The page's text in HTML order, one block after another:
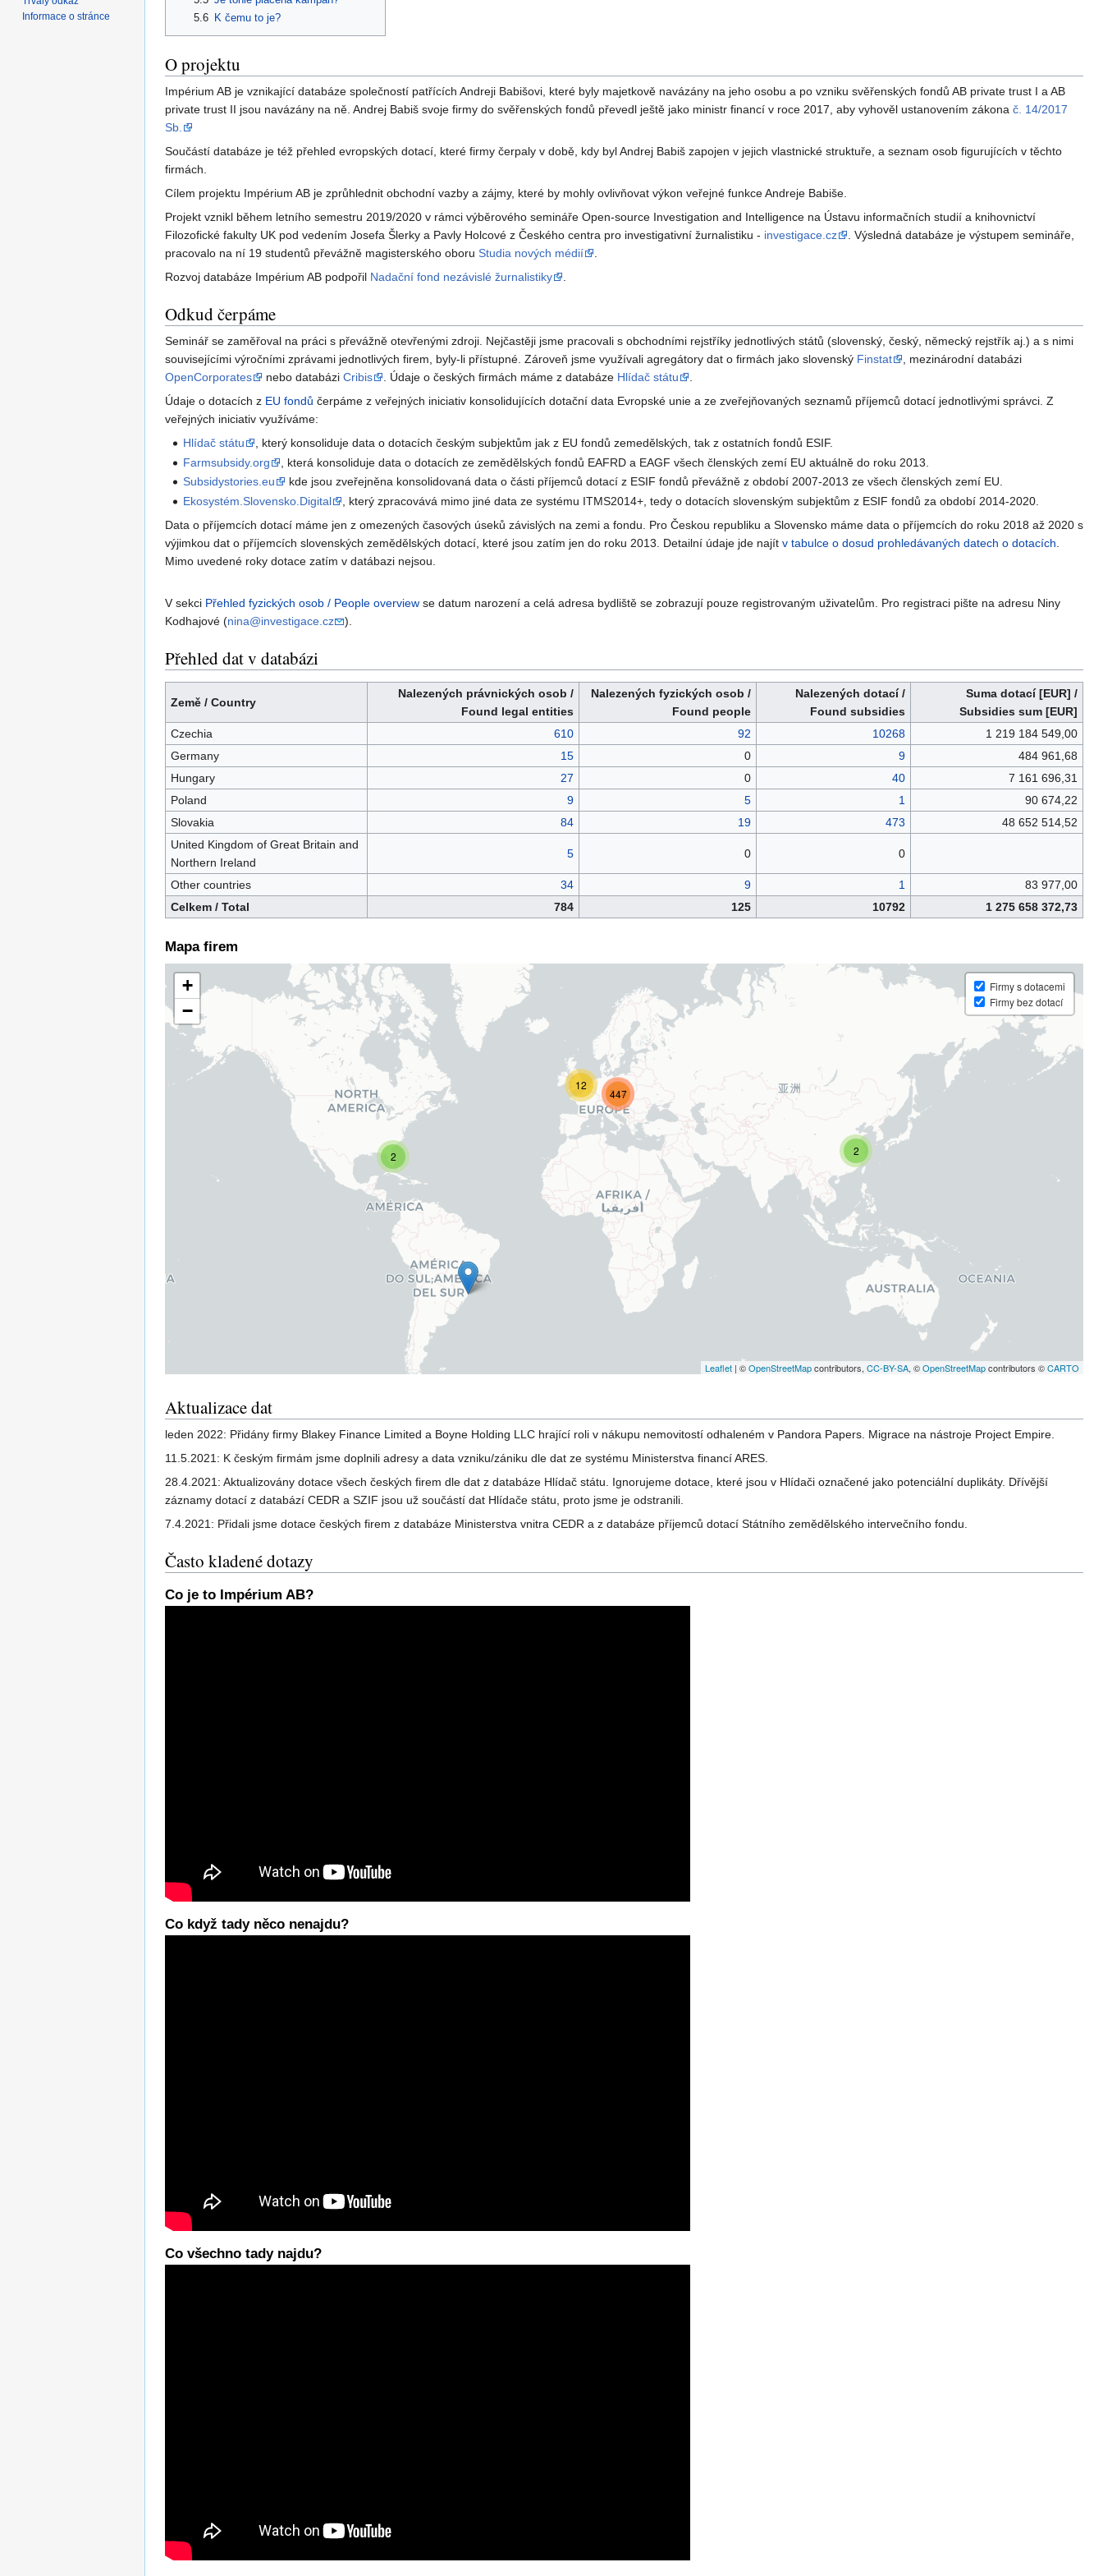
5.6
K čemu to je?
O projektu
Impérium AB je vznikající databáze společností patřících Andreji Babišovi, které byly majetkově navázány na jeho osobu a po vzniku svěřenských fondů AB private trust I a AB
private trust II jsou navázány na ně. Andrej Babiš svoje firmy do svěřenských fondů převedl ještě jako ministr financí v roce 2017, aby vyhověl ustanovením zákona č. 14/2017
Sb.
Součástí databáze je též přehled evropských dotací, které firmy čerpaly v době, kdy byl Andrej Babiš zapojen v jejich vlastnické struktuře, a seznam osob figurujících v těchto
firmách.
Cílem projektu Impérium AB je zprůhlednit obchodní vazby a zájmy, které by mohly ovlivňovat výkon veřejné funkce Andreje Babiše.
Projekt vznikl během letního semestru 2019/2020 v rámci výběrového semináře Open-source Investigation and Intelligence na Ústavu informačních studií a knihovnictví
Filozofické fakulty UK pod vedením Josefa Šlerky a Pavly Holcové z Českého centra pro investigativní žurnalistiku - investigace.cz
. Výsledná databáze je výstupem semináře,
pracovalo na ní 19 studentů převážně magisterského oboru Studia nových médií
.
Rozvoj databáze Impérium AB podpořil Nadační fond nezávislé žurnalistiky .
Odkud čerpáme
Seminář se zaměřoval na práci s převážně otevřenými zdroji. Nejčastěji jsme pracovali s obchodními rejstříky jednotlivých států (slovenský, český, německý rejstřík aj.) a s nimi
souvisejícími výročními zprávami jednotlivých firem, byly-li přístupné. Zároveň jsme využívali agregátory dat o firmách jako slovenský Finstat
, mezinárodní databázi
OpenCorporates
nebo databázi Cribis . Údaje o českých firmách máme z databáze Hlídač státu
.
Údaje o dotacích z EU fondů čerpáme z veřejných iniciativ konsolidujících dotační data Evropské unie a ze zveřejňovaných seznamů příjemců dotací jednotlivými správci. Z
veřejných iniciativ využíváme:
Hlídač státu
, který konsoliduje data o dotacích českým subjektům jak z EU fondů zemedělských, tak z ostatních fondů ESIF.
Farmsubsidy.org
, která konsoliduje data o dotacích ze zemědělských fondů EAFRD a EAGF všech členských zemí EU aktuálně do roku 2013.
Subsidystories.eu
kde jsou zveřejněna konsolidovaná data o části příjemců dotací z ESIF fondů převážně z období 2007-2013 ze všech členských zemí EU.
Ekosystém.Slovensko.Digital
, který zpracovává mimo jiné data ze systému ITMS2014+, tedy o dotacích slovenským subjektům z ESIF fondů za období 2014-2020.
Data o příjemcích dotací máme jen z omezených časových úseků závislých na zemi a fondu. Pro Českou republiku a Slovensko máme data o příjemcích do roku 2018 až 2020 s
výjimkou dat o příjemcích slovenských zemědělských dotací, které jsou zatím jen do roku 2013. Detailní údaje jde najít v tabulce o dosud prohledávaných datech o dotacích
Mimo uvedené roky dotace zatím v datábazi nejsou.
V sekci Přehled fyzických osob / People overview se datum narození a celá adresa bydliště se zobrazují pouze registrovaným uživatelům. Pro registraci pište na adresu Niny
Kodhajové (nina@investigace.cz ).
Přehled dat v databázi
Země / Country
Nalezených právnických osob /
Found legal entities
Nalezených fyzických osob /
Found people
Nalezených dotací /
Found subsidies
Suma dotací [EUR] /
Subsidies sum [EUR]
Czechia
610 92 10268
1 219 184 549,00
Germany
15 0 9
484 961,68
Hungary
27 0 40
7 161 696,31
Poland
9 5 1
90 674,22
Slovakia
84 19 473
48 652 514,52
United Kingdom of Great Britain and
Northern Ireland
5 0 0
Other countries 34 9 1
83 977,00
Celkem / Total
784 125 10792 1 275 658 372,73
Mapa firem
Aktualizace dat
leden 2022: Přidány firmy Blakey Finance Limited a Boyne Holding LLC hrající roli v nákupu nemovitostí odhaleném v Pandora Papers. Migrace na nástroje Project Empire.
11.5.2021: K českým firmám jsme doplnili adresy a data vzniku/zániku dle dat ze systému Ministerstva financí ARES.
28.4.2021: Aktualizovány dotace všech českých firem dle dat z databáze Hlídač státu. Ignorujeme dotace, které jsou v Hlídači označené jako potenciální duplikáty. Dřívější
záznamy dotací z databází CEDR a SZIF jsou už součástí dat Hlídače státu, proto jsme je odstranili.
7.4.2021: Přidali jsme dotace českých firem z databáze Ministerstva vnitra CEDR a z databáze příjemců dotací Státního zemědělského intervečního fondu.
Často kladené dotazy
Co je to Impérium AB?
Co když tady něco nenajdu?
Co všechno tady najdu?
Informace o stránce